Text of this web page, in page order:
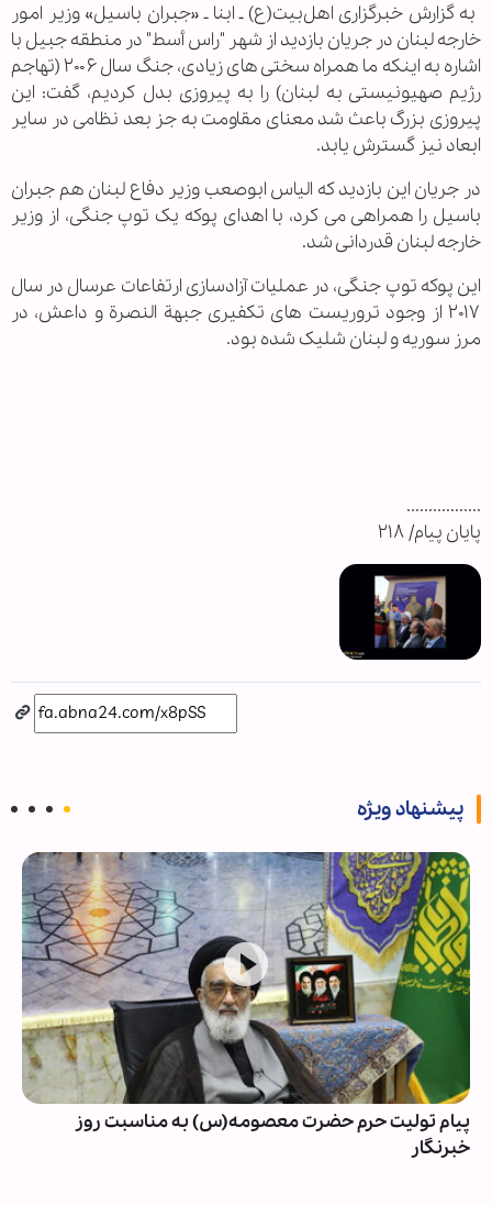
‌ به گزارش خبرگزاری اهل‌بیت(ع) ـ ابنا ـ «جبران باسیل» وزیر امور
خارجه لبنان در جریان بازدید از شهر "راس أسط" در منطقه جبیل با
اشاره به اینکه ما همراه سختی های زیادی، جنگ سال ۲۰۰۶ (تهاجم
رژیم صهیونیستی به لبنان) را به پیروزی بدل کردیم، گفت: این
پیروزی بزرگ باعث شد معنای مقاومت به جز بعد نظامی در سایر
ابعاد نیز گسترش یابد.
در جریان این بازدید که الیاس ابوصعب وزیر دفاع لبنان هم جبران
باسیل را همراهی می کرد، با اهدای پوکه یک توپ جنگی، از وزیر
خارجه لبنان قدردانی شد.
این پوکه توپ جنگی، در عملیات آزادسازی ارتفاعات عرسال در سال
۲۰۱۷ از وجود تروریست های تکفیری جبهة النصرة و داعش، در
مرز سوریه و لبنان شلیک شده بود.
.................
پایان پیام/ ۲۱۸
پیشنهاد ویژه
پیام تولیت حرم حضرت معصومه(س) به مناسبت روز
خبرنگار